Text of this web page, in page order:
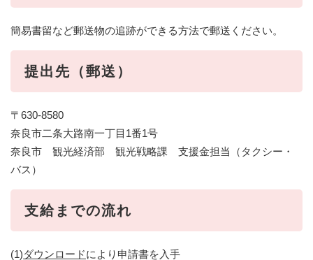
簡易書留など郵送物の追跡ができる方法で郵送ください。
提出先（郵送）
〒630-8580
奈良市二条大路南一丁目1番1号
奈良市 観光経済部 観光戦略課 支援金担当（タクシー・
バス）
支給までの流れ
(1)ダウンロードにより申請書を入手